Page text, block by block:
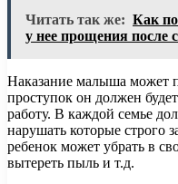
Читать так же: Как
у нее прощения после
Наказание малыша может
проступок он должен
работу. В каждой семье
нарушать которые строго
ребенок может убрать в
вытереть пыль и т.д.